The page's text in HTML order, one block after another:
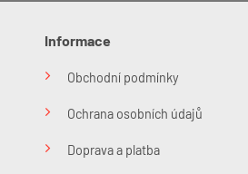
Informace
Obchodní podmínky
Ochrana osobních údajů
Doprava a platba